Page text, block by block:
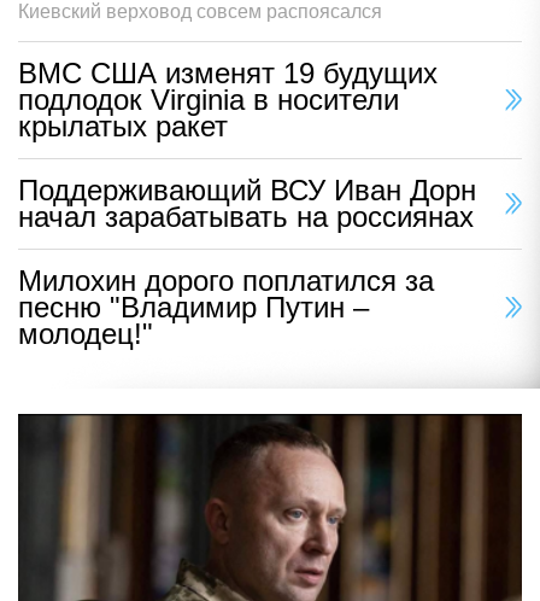
Киевский верховод совсем распоясался
ВМС США изменят 19 будущих
подлодок Virginia в носители
крылатых ракет
Поддерживающий ВСУ Иван Дорн
начал зарабатывать на россиянах
Милохин дорого поплатился за
песню "Владимир Путин –
молодец!"